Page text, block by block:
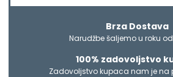
Brza Dostava
Narudžbe šaljemo u roku
100% zadovoljstvo
Zadovoljstvo kupaca nam je na